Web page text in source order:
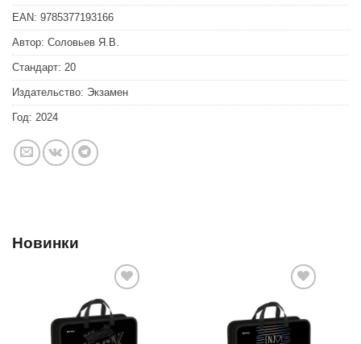
EAN: 9785377193166
Автор: Соловьев Я.В.
Стандарт: 20
Издательство: Экзамен
Год: 2024
Новинки
Добавить
в список
желаний
Добавить
в список
желаний